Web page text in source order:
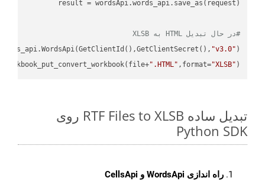
result
#در حال تبدیل HTML به XLSB
"v3.0" )
".HTML" ,format="XLSB" )
تبدیل ساده RTF Files to XLSB روی
Python SDK
راه اندازی WordsApi و CellsApi